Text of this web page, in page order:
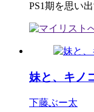
PS1期を思い
妹と、キノ
下藤ぶー太